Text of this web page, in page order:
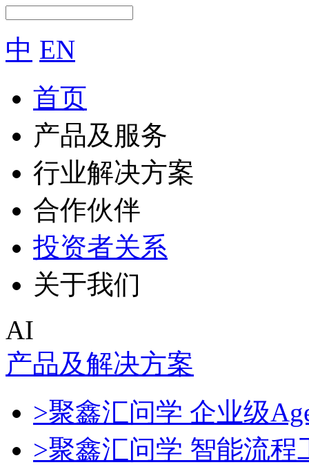
中 EN
首页
产品及服务
行业解决方案
合作伙伴
投资者关系
关于我们
AI
产品及解决方案
>聚鑫汇问学 企业级
>聚鑫汇问学 智能流程